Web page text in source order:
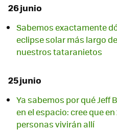
26 junio
Sabemos exactamente
eclipse solar más largo
nuestros tataranietos
25 junio
Ya sabemos por qué Jeff
en el espacio: cree que
personas vivirán allí